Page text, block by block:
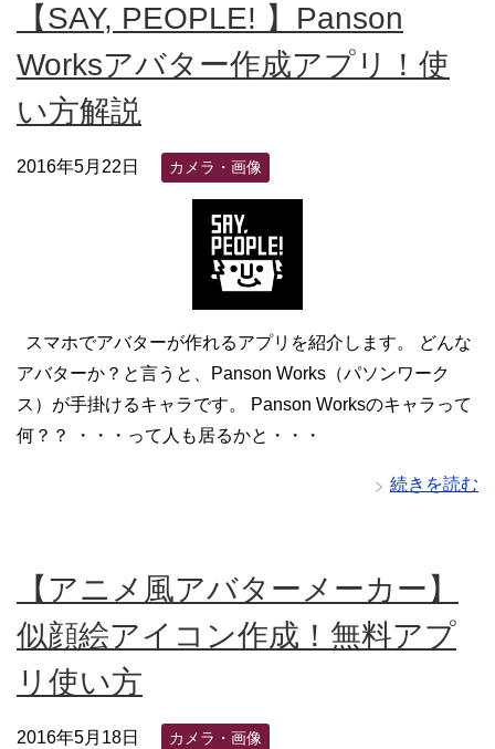
【SAY, PEOPLE! 】Panson
Worksアバター作成アプリ！使
い方解説
2016年5月22日 カメラ・画像
スマホでアバターが作れるアプリを紹介します。 どんな
アバターか？と言うと、Panson Works（パソンワーク
ス）が手掛けるキャラです。 Panson Worksのキャラって
何？？ ・・・って人も居るかと・・・
続きを読む
【アニメ風アバターメーカー】
似顔絵アイコン作成！無料アプ
リ使い方
2016年5月18日 カメラ・画像